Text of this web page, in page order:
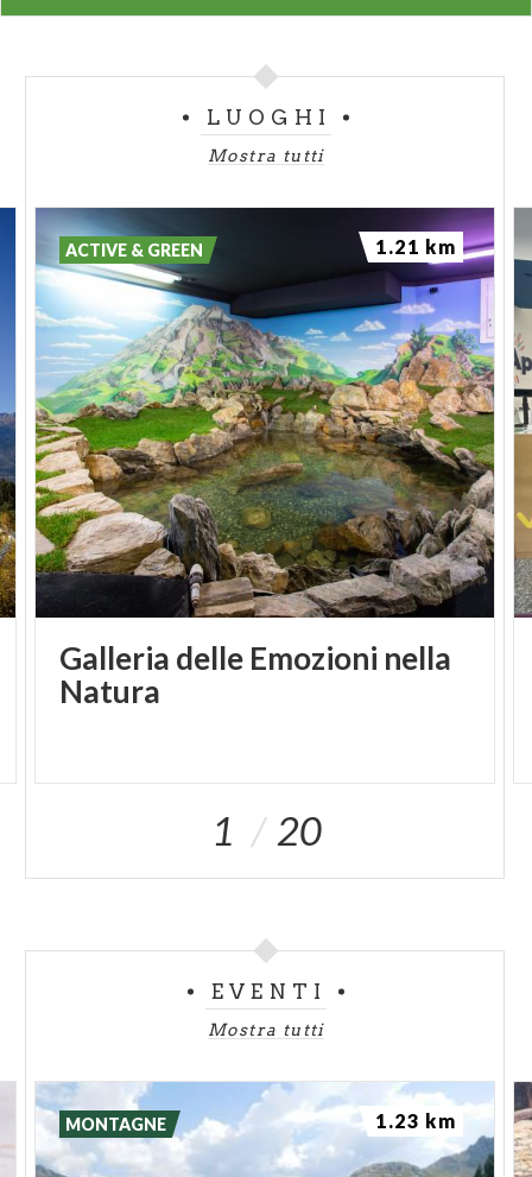
LUOGHI
Mostra tutti
Galleria delle Emozioni nella
Natura
ACTIVE & GREEN 1.21 km
1 20
EVENTI
Mostra tutti
MONTAGNE 1.23 km